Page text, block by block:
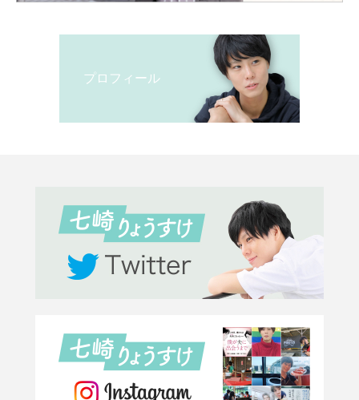
プロフィール